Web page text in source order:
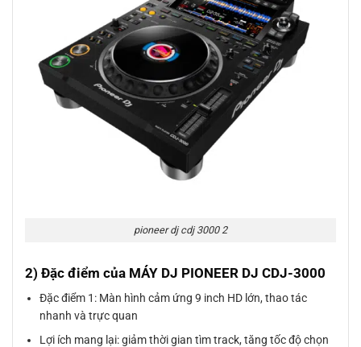
pioneer dj cdj 3000 2
2) Đặc điểm của MÁY DJ PIONEER DJ CDJ-3000
Đặc điểm 1: Màn hình cảm ứng 9 inch HD lớn, thao tác
nhanh và trực quan
Lợi ích mang lại: giảm thời gian tìm track, tăng tốc độ chọn